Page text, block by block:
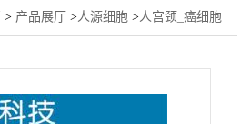
> 产品展厅 >人源细胞 >人宫颈_癌细胞